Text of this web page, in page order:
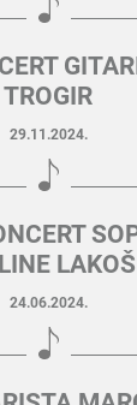
TROGIR
29.11.2024.
LAKOŠ
24.06.2024.